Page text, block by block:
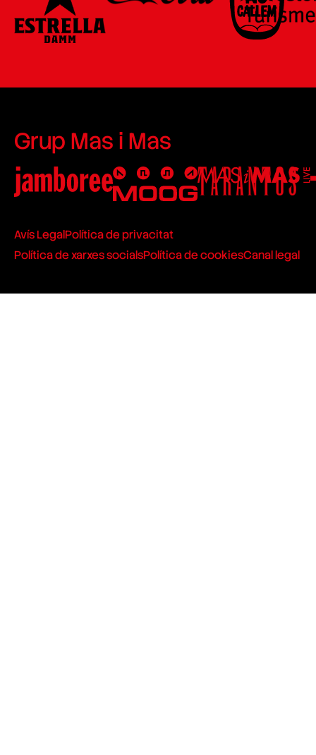
Grup Mas i Mas
Avís LegalPolítica de privacitat
Política de xarxes socialsPolítica de cookiesCanal legal